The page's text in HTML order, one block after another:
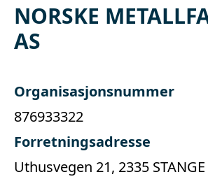
NORSKE
AS
Organisasjonsnummer
876933322
Forretningsadresse
Uthusvegen 21, 2335 STANGE